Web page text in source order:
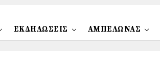
ΕΚΔΗΛΩΣΕΙΣ ΑΜΠΕΛΩΝΑΣ